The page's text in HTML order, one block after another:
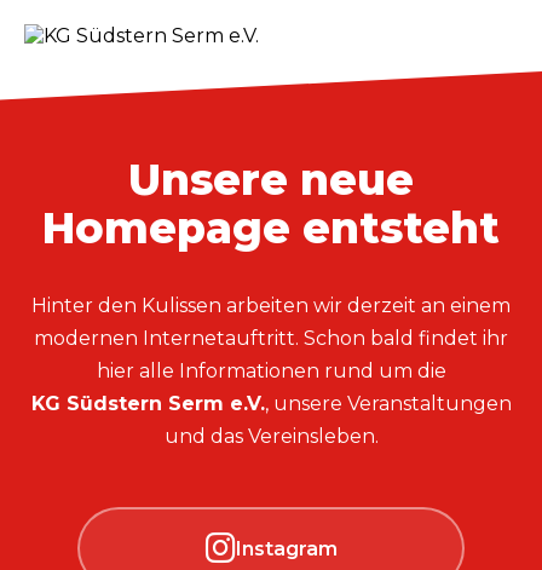
Unsere neue
Homepage entsteht
Hinter den Kulissen arbeiten wir derzeit an einem
modernen Internetauftritt. Schon bald findet ihr
hier alle Informationen rund um die
KG Südstern Serm e.V., unsere Veranstaltungen
und das Vereinsleben.
Instagram